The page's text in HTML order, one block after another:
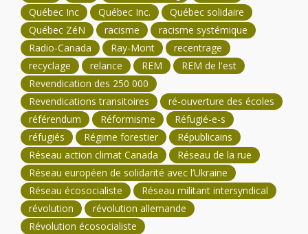
Québec Inc
Québec Inc.
Québec solidaire
Québec ZéN
racisme
racisme systémique
Radio-Canada
Ray-Mont
recentrage
recyclage
relance REM
REM de l'est
Revendication des 250 000
Revendications transitoires
ré-ouverture des écoles
référendum
Réformisme
Réfugié-e-s
réfugiés
Régime forestier
Républicains
Réseau action climat Canada
Réseau de la rue
Réseau européen de solidarité avec l’Ukraine
Réseau écosocialiste
Réseau militant intersyndical
révolution
révolution allemande
Révolution écosocialiste